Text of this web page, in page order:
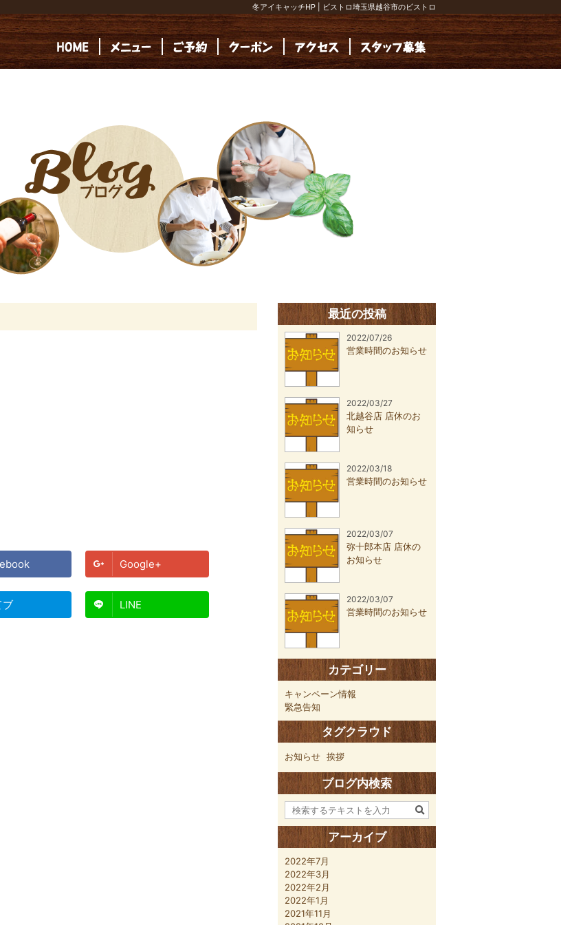
冬アイキャッチHP | ビストロ埼玉県越谷市のビストロ
Google+
ブ LINE
最近の投稿
2022/07/26
営業時間のお知らせ
2022/03/27
北越谷店 店休のお
知らせ
2022/03/18
営業時間のお知らせ
2022/03/07
弥十郎本店 店休の
お知らせ
2022/03/07
営業時間のお知らせ
カテゴリー
キャンペーン情報
緊急告知
タグクラウド
お知らせ 挨拶
ブログ内検索
アーカイブ
2022年7月
2022年3月
2022年2月
2022年1月
2021年11月